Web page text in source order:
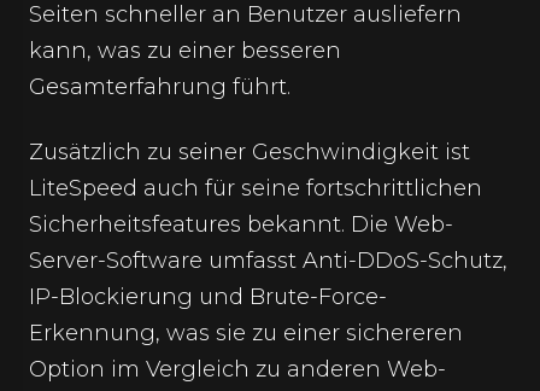
Seiten schneller an Benutzer ausliefern
kann, was zu einer besseren
Gesamterfahrung führt.
Zusätzlich zu seiner Geschwindigkeit ist
LiteSpeed auch für seine fortschrittlichen
Sicherheitsfeatures bekannt. Die Web-
Server-Software umfasst Anti-DDoS-Schutz,
IP-Blockierung und Brute-Force-
Erkennung, was sie zu einer sichereren
Option im Vergleich zu anderen Web-